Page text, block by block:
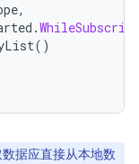
,
.
()
据应直接从本地数